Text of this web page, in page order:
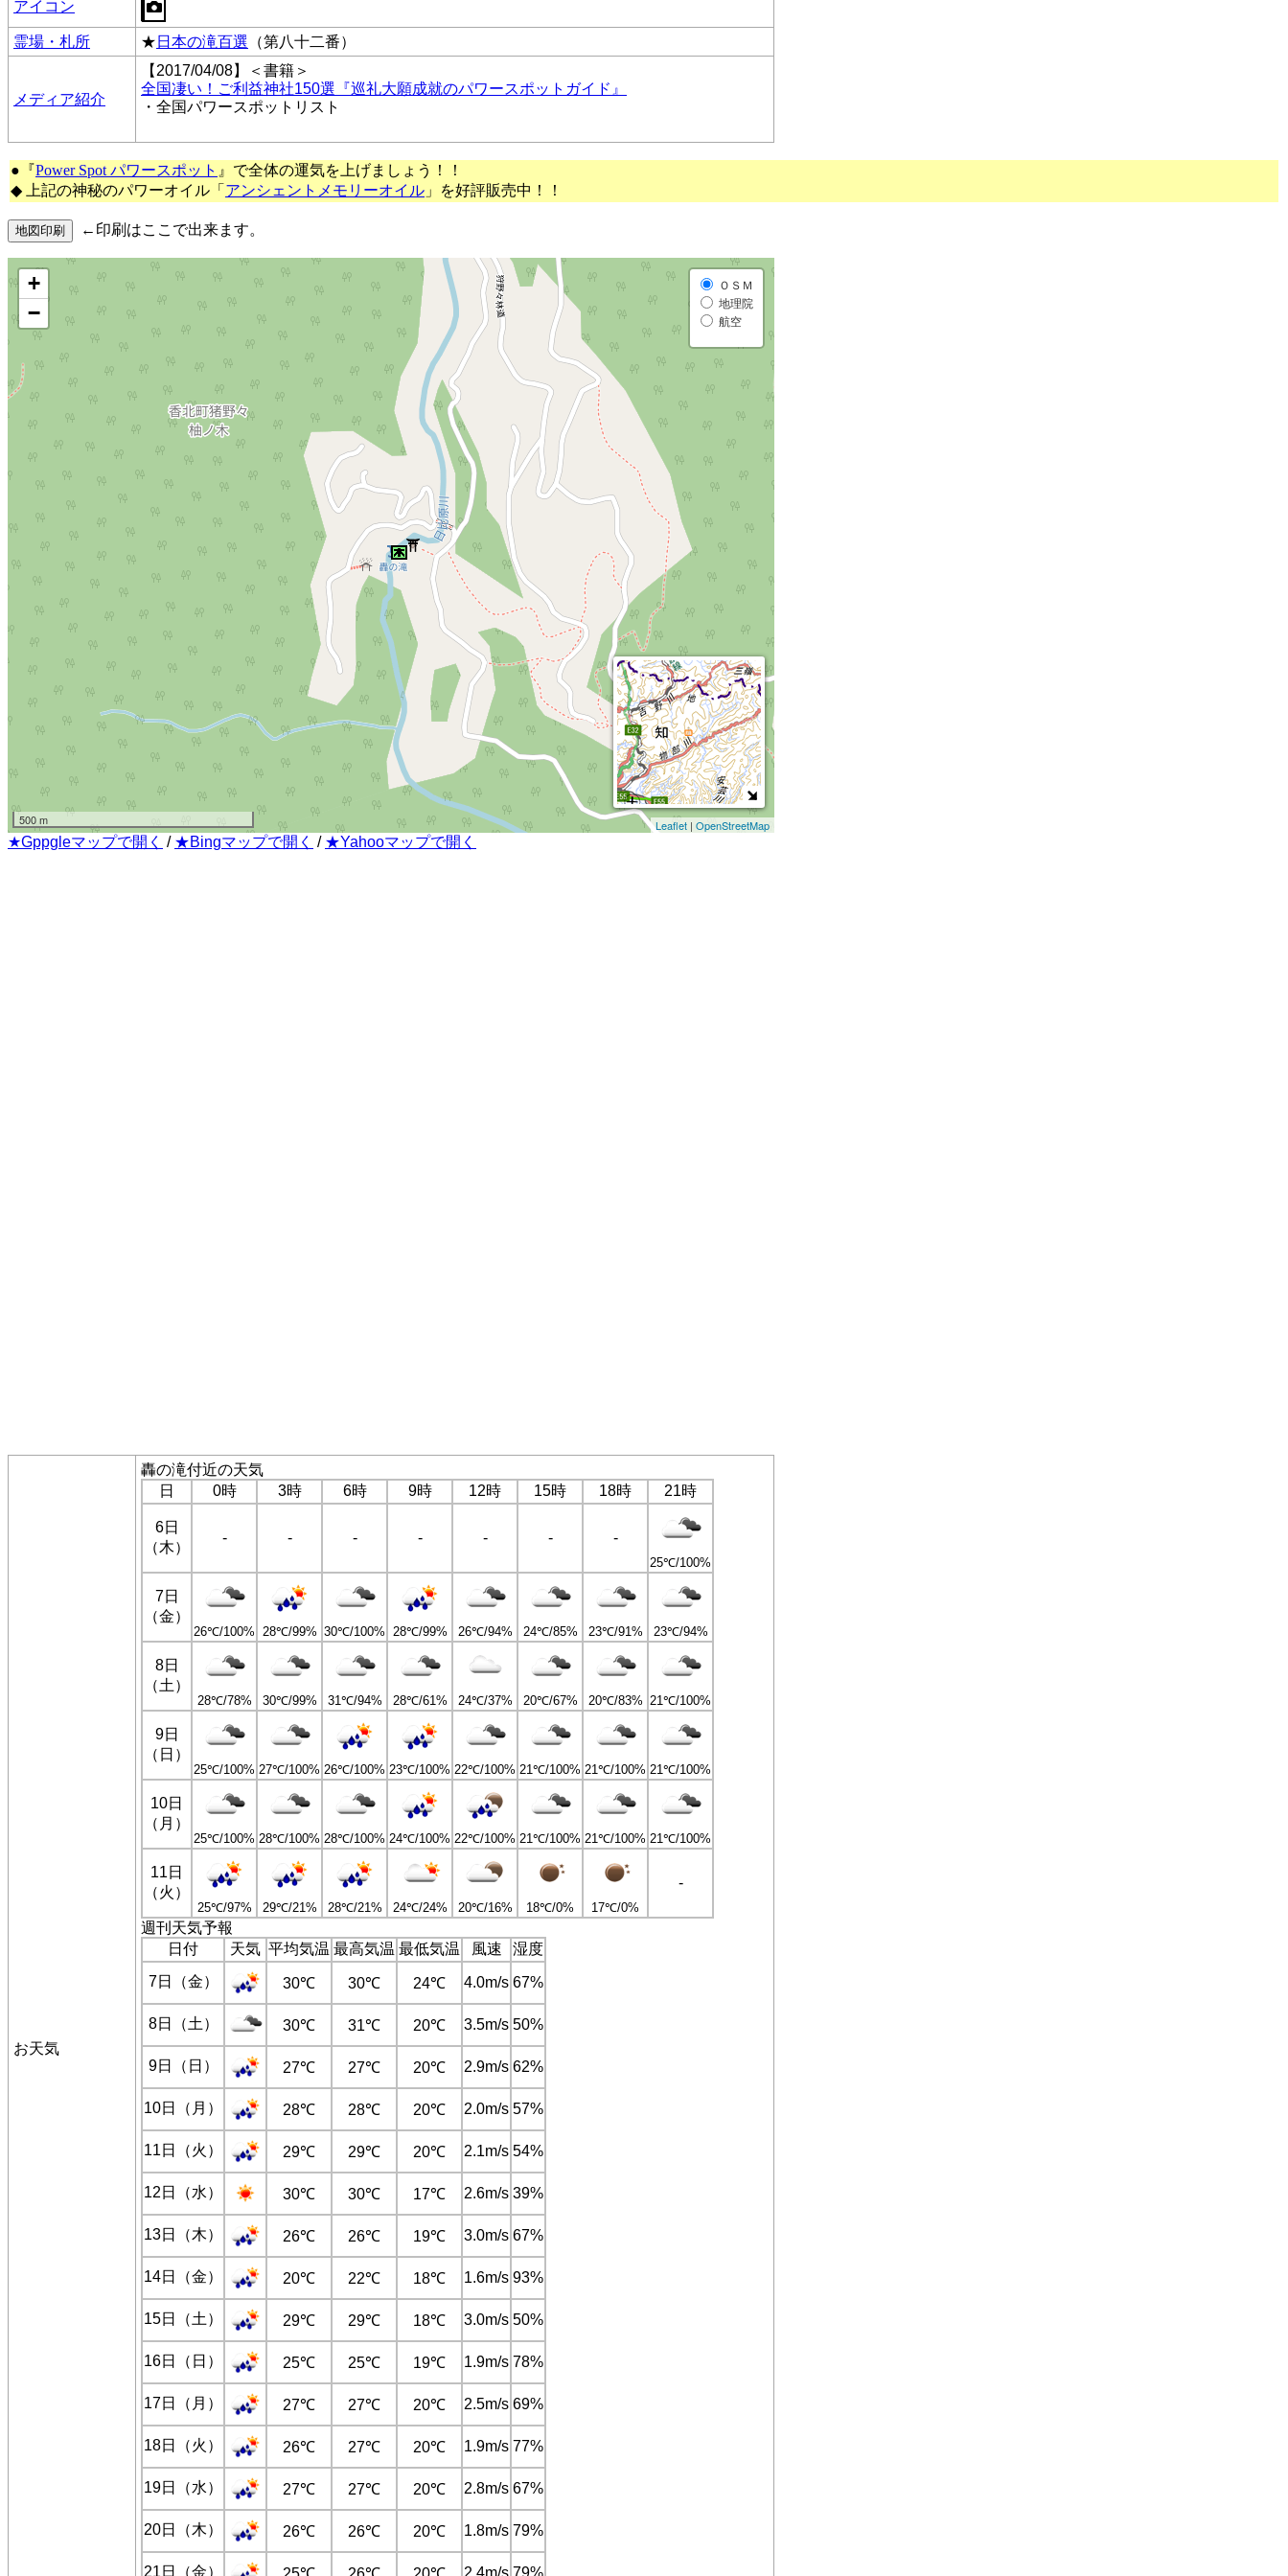
アイコン
霊場・札所 ★ 日本の滝百選 （第八十二番）
メディア紹介
【2017/04/08】＜書籍＞
全国凄い！ご利益神社150選『巡礼大願成就のパワースポットガイド』
・全国パワースポットリスト
●『Power Spot パワースポット 』で全体の運気を上げましょう！！
◆ 上記の神秘のパワーオイル「 アンシェントメモリーオイル 」を好評販売中！！
←印刷はここで出来ます。
+
−
ＯＳＭ
地理院
航空
500 m Leaflet | OpenStreetMap
★Gppgleマップで開く / ★Bingマップで開く / ★Yahooマップで開く
お天気
轟の滝付近の天気
日
0時 3時 6時 9時 12時 15時 18時 21時
6日
（木）
- - - - - - -
25℃/100%
7日
（金）
26℃/100% 28℃/99% 30℃/100% 28℃/99% 26℃/94% 24℃/85% 23℃/91% 23℃/94%
8日
（土）
28℃/78% 30℃/99% 31℃/94% 28℃/61% 24℃/37% 20℃/67% 20℃/83% 21℃/100%
9日
（日）
25℃/100% 27℃/100% 26℃/100% 23℃/100% 22℃/100% 21℃/100% 21℃/100% 21℃/100%
10日
（月）
25℃/100% 28℃/100% 28℃/100% 24℃/100% 22℃/100% 21℃/100% 21℃/100% 21℃/100%
11日
（火）
25℃/97% 29℃/21% 28℃/21% 24℃/24% 20℃/16% 18℃/0% 17℃/0%
-
週刊天気予報
日付
天気 平均気温 最高気温 最低気温 風速
湿度
7日（金）
30℃ 30℃ 24℃ 4.0m/s 67%
8日（土） 30℃ 31℃ 20℃ 3.5m/s 50%
9日（日） 27℃ 27℃ 20℃ 2.9m/s 62%
10日（月） 28℃ 28℃ 20℃ 2.0m/s 57%
11日（火） 29℃ 29℃ 20℃ 2.1m/s 54%
12日（水） 30℃ 30℃ 17℃ 2.6m/s 39%
13日（木） 26℃ 26℃ 19℃ 3.0m/s 67%
14日（金） 20℃ 22℃ 18℃ 1.6m/s 93%
15日（土） 29℃ 29℃ 18℃ 3.0m/s 50%
16日（日） 25℃ 25℃ 19℃ 1.9m/s 78%
17日（月） 27℃ 27℃ 20℃ 2.5m/s 69%
18日（火） 26℃ 27℃ 20℃ 1.9m/s 77%
19日（水） 27℃ 27℃ 20℃ 2.8m/s 67%
20日（木） 26℃ 26℃ 20℃ 1.8m/s 79%
21日（金） 2.4m/s 79%